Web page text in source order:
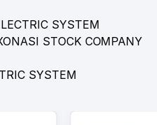
SYSTEM
STOCK COMPANY
SYSTEM